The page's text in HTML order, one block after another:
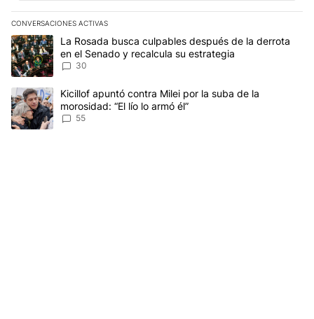
CONVERSACIONES ACTIVAS
Este listado muestra los artículos con más comentarios en los
Un artículo de tendencia con el título "La Rosada busca
La Rosada busca culpables después de la derrota
en el Senado y recalcula su estrategia
30
Un artículo de tendencia con el título "Kicillof apuntó contra Milei
Kicillof apuntó contra Milei por la suba de la
morosidad: “El lío lo armó él”
55